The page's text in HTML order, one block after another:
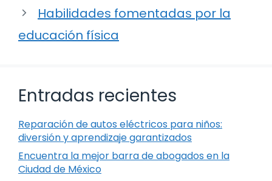
Habilidades fomentadas por la
educación física
Entradas recientes
Reparación de autos eléctricos para niños:
diversión y aprendizaje garantizados
Encuentra la mejor barra de abogados en la
Ciudad de México